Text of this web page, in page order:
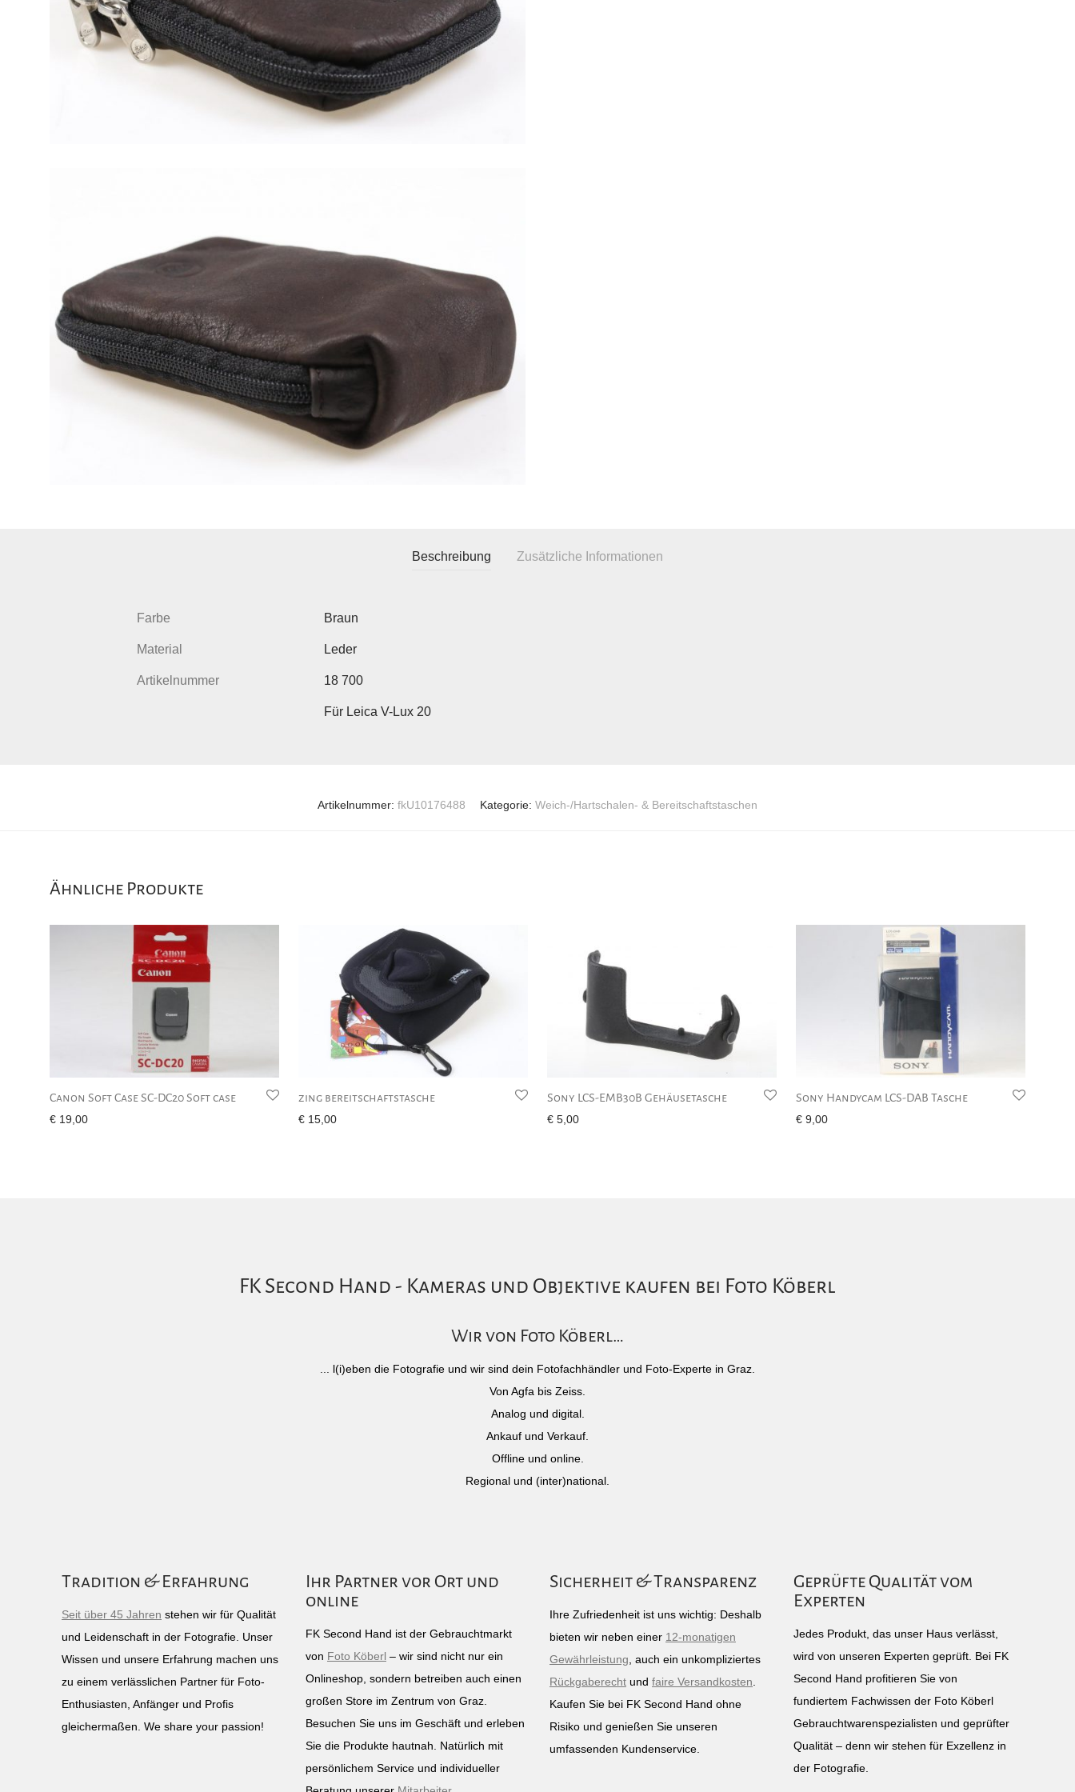
Beschreibung Zusätzliche Informationen
Farbe Braun
Material Leder
Artikelnummer 18 700
Für Leica V-Lux 20
Artikelnummer: fkU10176488 Kategorie: Weich-/Hartschalen- & Bereitschaftstaschen
Ähnliche Produkte
Canon Soft Case SC-DC20 Soft case
€ 19,00
zing bereitschaftstasche
€ 15,00
Sony LCS-EMB30B Gehäusetasche
€ 5,00
Sony Handycam LCS-DAB Tasche
€ 9,00
FK Second Hand - Kameras und Objektive kaufen bei Foto Köberl
Wir von Foto Köberl…
... l(i)eben die Fotografie und wir sind dein Fotofachhändler und Foto-Experte in Graz.
Von Agfa bis Zeiss.
Analog und digital.
Ankauf und Verkauf.
Offline und online.
Regional und (inter)national.
Tradition & Erfahrung
Seit über 45 Jahren stehen wir für Qualität
und Leidenschaft in der Fotografie. Unser
Wissen und unsere Erfahrung machen uns
zu einem verlässlichen Partner für Foto-
Enthusiasten, Anfänger und Profis
gleichermaßen. We share your passion!
Ihr Partner vor Ort und
online
FK Second Hand ist der Gebrauchtmarkt
von Foto Köberl – wir sind nicht nur ein
Onlineshop, sondern betreiben auch einen
großen Store im Zentrum von Graz.
Besuchen Sie uns im Geschäft und erleben
Sie die Produkte hautnah. Natürlich mit
persönlichem Service und individueller
Sicherheit & Transparenz
Ihre Zufriedenheit ist uns wichtig: Deshalb
bieten wir neben einer 12-monatigen
Gewährleistung , auch ein unkompliziertes
Rückgaberecht und faire Versandkosten
Kaufen Sie bei FK Second Hand ohne
Risiko und genießen Sie unseren
umfassenden Kundenservice.
Geprüfte Qualität vom
Experten
Jedes Produkt, das unser Haus verlässt,
wird von unseren Experten geprüft. Bei FK
Second Hand profitieren Sie von
fundiertem Fachwissen der Foto Köberl
Gebrauchtwarenspezialisten und geprüfter
Qualität – denn wir stehen für Exzellenz in
der Fotografie.